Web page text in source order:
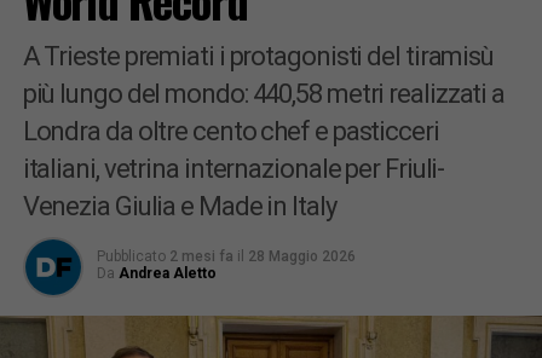
A Trieste premiati i protagonisti del tiramisù
più lungo del mondo: 440,58 metri realizzati a
Londra da oltre cento chef e pasticceri
italiani, vetrina internazionale per Friuli-
Venezia Giulia e Made in Italy
Pubblicato 2 mesi fa il 28 Maggio 2026
Da Andrea Aletto